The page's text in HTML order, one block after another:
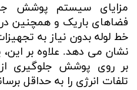
مزایای سیستم پوشش
فضاهای باریک و همچنین
خط لوله بدون نیاز به
نشان می دهد. علاوه بر این،
بر روی پوشش جلوگیری
تلفات انرژی را به حداقل